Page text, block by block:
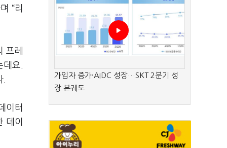
“리
프레
데요
이터
데이
가입자 증가·AIDC 성장…SKT 2분기 성
장 본궤도